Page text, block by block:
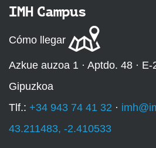
IMH Campus
Cómo llegar
Azkue auzoa 1 · Aptdo. 48 · E-
Gipuzkoa
Tlf.: +34 943 74 41 32 ·
43.211483, -2.410533